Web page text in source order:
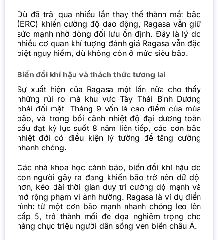
Dù đã trải qua nhiều lần thay thế thành mắt bão
(ERC) khiến cường độ dao động, Ragasa vẫn giữ
sức mạnh nhờ dòng đối lưu ổn định. Đây là lý do
nhiều cơ quan khí tượng đánh giá Ragasa vẫn đặc
biệt nguy hiểm, dù không còn ở mức siêu bão.
Biến đổi khí hậu và thách thức tương lai
Sự xuất hiện của Ragasa một lần nữa cho thấy
những rủi ro mà khu vực Tây Thái Bình Dương
phải đối mặt. Tháng 9 vốn là cao điểm của mùa
bão, và trong bối cảnh nhiệt độ đại dương toàn
cầu đạt kỷ lục suốt 8 năm liên tiếp, các cơn bão
nhiệt đới có điều kiện lý tưởng để tăng cường
nhanh chóng.
Các nhà khoa học cảnh báo, biến đổi khí hậu do
con người gây ra đang khiến bão trở nên dữ dội
hơn, kéo dài thời gian duy trì cường độ mạnh và
mở rộng phạm vi ảnh hưởng. Ragasa là ví dụ điển
hình: từ một cơn bão mạnh nhanh chóng leo lên
cấp 5, trở thành mối đe dọa nghiêm trọng cho
hàng chục triệu người dân sống ven biển châu Á.